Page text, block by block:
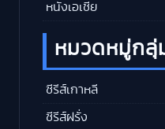
หนังเอเชีย
หมวดหมู่กลุ่
ซีรีส์เกาหลี
ซีรีส์ฝรั่ง